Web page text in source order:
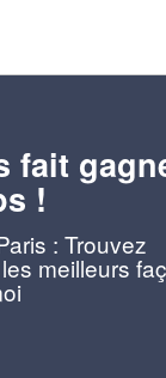
fait
!
: Trouvez
meilleurs